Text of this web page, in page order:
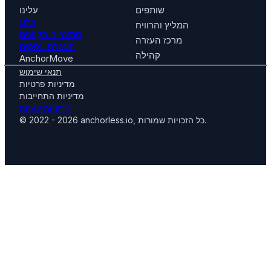
עלינו
בלוג
סמינרים מקוונים
העברת עסקים
AnchorMove
שותפים
המליץ והרוויח
מרכז העזרה
קהילה
תנאי שימוש
מדיניות פרטיות
מדיניות התחייבות
מדיניות עוגיות
© 2022 - 2026 anchorless.io, כל הזכויות שמורות.